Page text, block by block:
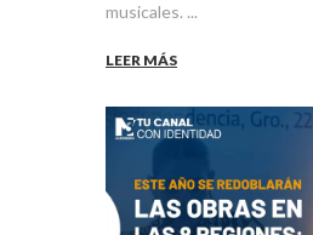
musicales. ...
LEER MÁS